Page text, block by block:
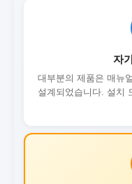
자
대부분의 제품은 매뉴
설계되었습니다. 설치